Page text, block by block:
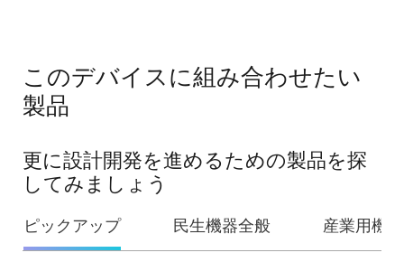
このデバイスに組み合わせたい
製品
更に設計開発を進めるための製品を探
してみましょう
ピックアップ 民生機器全般 産業用機器